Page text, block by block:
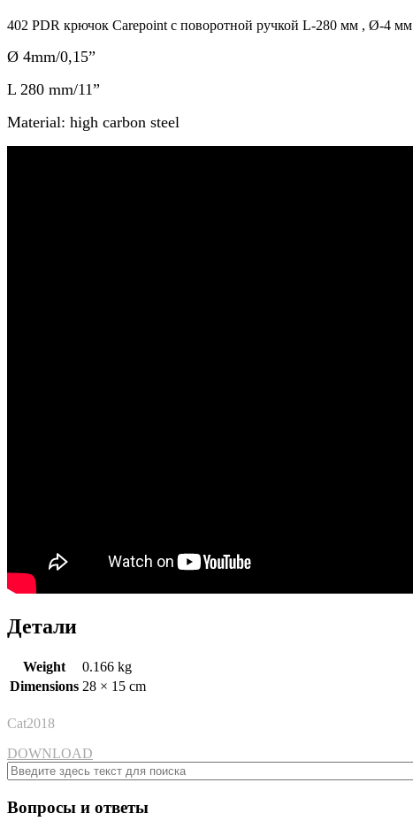
402 PDR крючок Carepoint с поворотной ручкой L-280 мм , Ø-4 мм
Ø 4mm/0,15”
L 280 mm/11”
Material: high carbon steel
Детали
Weight
0.166 kg
Dimensions 28 × 15 cm
Cat2018
DOWNLOAD
Вопросы и ответы